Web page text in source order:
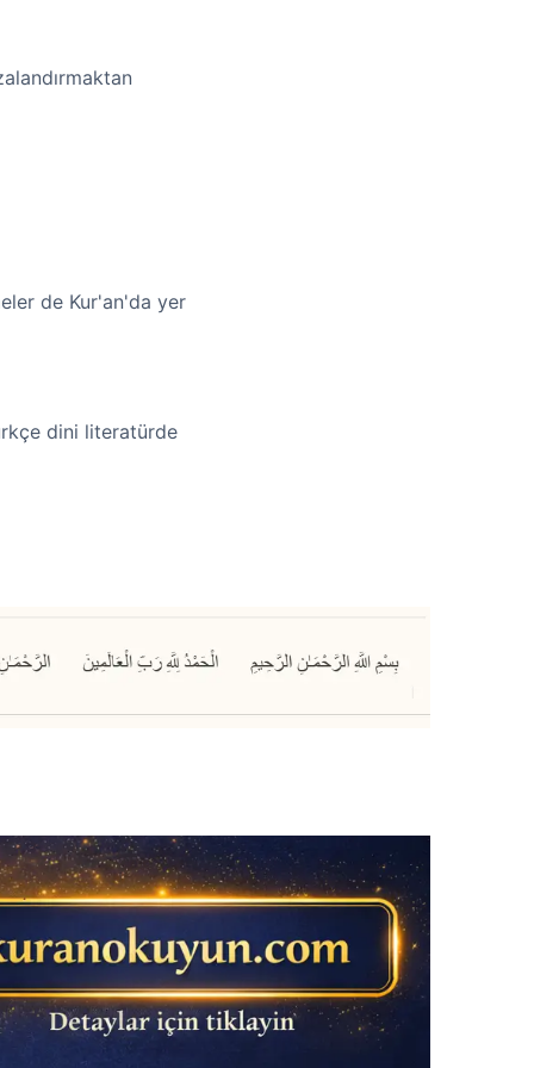
de Kur'an'da yer
dini literatürde